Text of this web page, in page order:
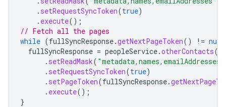
. setRequestSyncToken(true)
. execute();
// Fetch all the pages
while (fullSyncResponse.getNextPageToken() != null
fullSyncResponse = peopleService.otherContacts
. setReadMask( "metadata,names,emailAddresses"
. setRequestSyncToken(true)
. setPageToken(fullSyncResponse.
. execute();
}